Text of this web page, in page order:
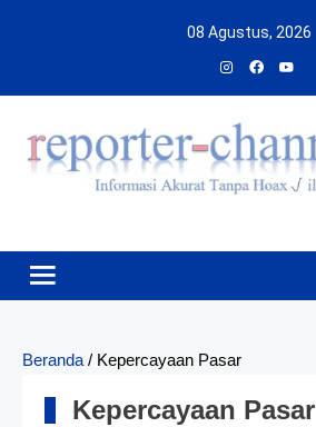
08 Agustus, 2026
Beranda / Kepercayaan Pasar
Kepercayaan Pasar